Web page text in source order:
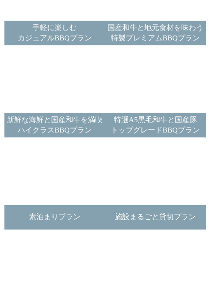
手軽に楽しむ
カジュアルBBQプラン
国産和牛と地元食材を味わう
特製プレミアムBBQプラン
新鮮な海鮮と国産和牛を満喫
ハイクラスBBQプラン
特選A5黒毛和牛と国産豚
トップグレードBBQプラン
素泊まりプラン 施設まるごと貸切プラン